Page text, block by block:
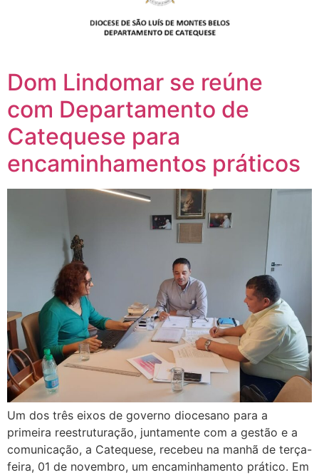
Dom Lindomar se reúne
com Departamento de
Catequese para
encaminhamentos práticos
Um dos três eixos de governo diocesano para a
primeira reestruturação, juntamente com a gestão e a
comunicação, a Catequese, recebeu na manhã de terça-
feira, 01 de novembro, um encaminhamento prático. Em